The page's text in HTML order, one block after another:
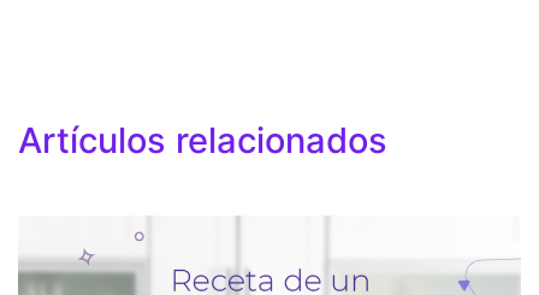
Artículos relacionados